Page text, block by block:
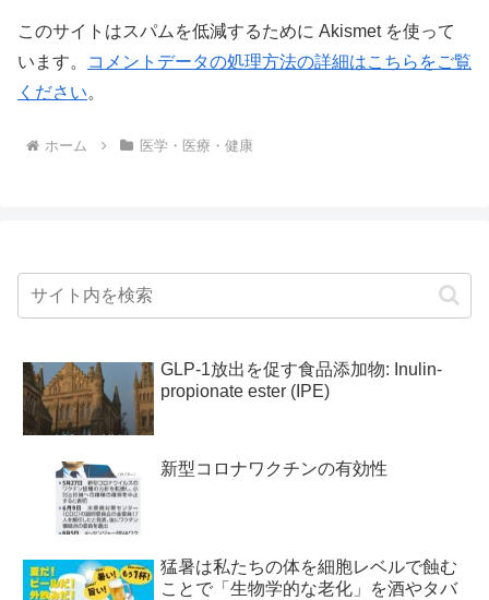
このサイトはスパムを低減するために Akismet を使って
います。
コメントデータの処理方法の詳細はこちらをご覧
ください。
ホーム 医学・医療・健康
GLP-1放出を促す食品添加物: Inulin-
propionate ester (IPE)
新型コロナワクチンの有効性
猛暑は私たちの体を細胞レベルで蝕む
ことで「生物学的な老化」を酒やタバ